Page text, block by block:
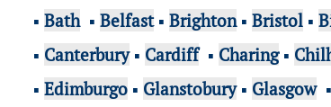
▪ Bath▪ Belfast▪ Brighton▪ Bristol ▪
▪ Canterbury▪ Cardiff▪ Charing▪
▪ Edimburgo ▪ Glanstobury▪ Glasgow▪